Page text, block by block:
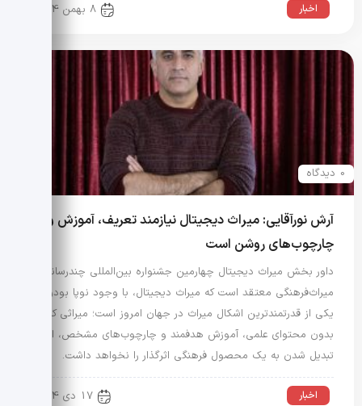
اخبار 8 بهمن 1404
0 دیدگاه
آرش نورآقایی: میراث دیجیتال نیازمند تعریف، آموزش و
چارچوب‌های روشن است
داور بخش میراث دیجیتال چهارمین جشنواره بین‌المللی چندرسانه‌ای
میراث‌فرهنگی معتقد است که میراث دیجیتال، با وجود نوپا بودن،
یکی از قدرتمندترین اشکال میراث در جهان امروز است؛ میراثی که
بدون محتوای علمی، آموزش هدفمند و چارچوب‌های مشخص، امکان
تبدیل شدن به یک محصول فرهنگی اثرگذار را نخواهد داشت.
اخبار 17 دی 1404